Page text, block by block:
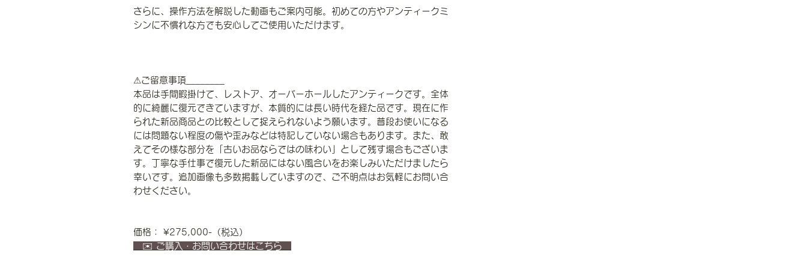
さらに、操作方法を解説した動画もご案内可能。初めての方やアンティークミ
シンに不慣れな方でも安心してご使用いただけます。
⚠ご留意事項________
本品は手間暇掛けて、レストア、オーバーホールしたアンティークです。全体
的に綺麗に復元できていますが、本質的には長い時代を経た品です。現在に作
られた新品商品との比較として捉えられないよう願います。普段お使いになる
には問題ない程度の傷や歪みなどは特記していない場合もあります。また、敢
えてその様な部分を「古いお品ならではの味わい」として残す場合もございま
す。丁寧な手仕事で復元した新品にはない風合いをお楽しみいただけましたら
幸いです。追加画像も多数掲載していますので、ご不明点はお気軽にお問い合
わせください。
価格： ¥275,000-（税込）
✉️ ご購入・お問い合わせはこちら